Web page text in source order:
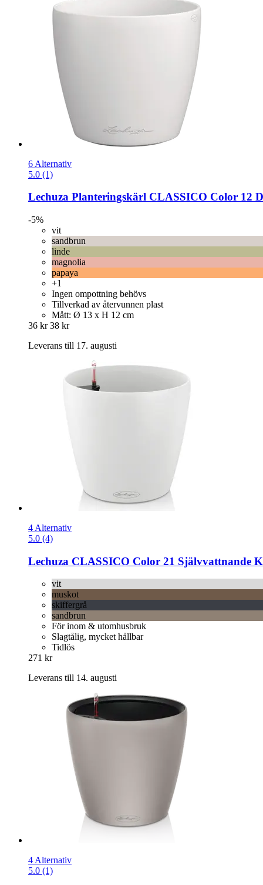
6 Alternativ
5.0 (1)
Lechuza Planteringskärl CLASSICO Color 12
-5%
vit
sandbrun
linde
magnolia
papaya
+1
Ingen ompottning behövs
Tillverkad av återvunnen plast
Mått: Ø 13 x H 12 cm
36 kr 38 kr
Leverans till 17. augusti
4 Alternativ
5.0 (4)
Lechuza CLASSICO Color 21 Självvattnande
vit
muskot
skiffergrå
sandbrun
För inom & utomhusbruk
Slagtålig, mycket hållbar
Tidlös
271 kr
Leverans till 14. augusti
4 Alternativ
5.0 (1)